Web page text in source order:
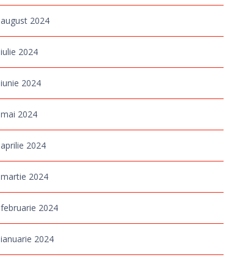
august 2024
iulie 2024
iunie 2024
mai 2024
aprilie 2024
martie 2024
februarie 2024
ianuarie 2024